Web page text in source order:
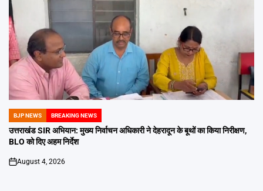
POSTED
IN
BJP NEWS BREAKING NEWS
उत्तराखंड SIR अभियान: मुख्य निर्वाचन अधिकारी ने देहरादून के बूथों का किया निरीक्षण,
BLO को दिए अहम निर्देश
on
August 4, 2026